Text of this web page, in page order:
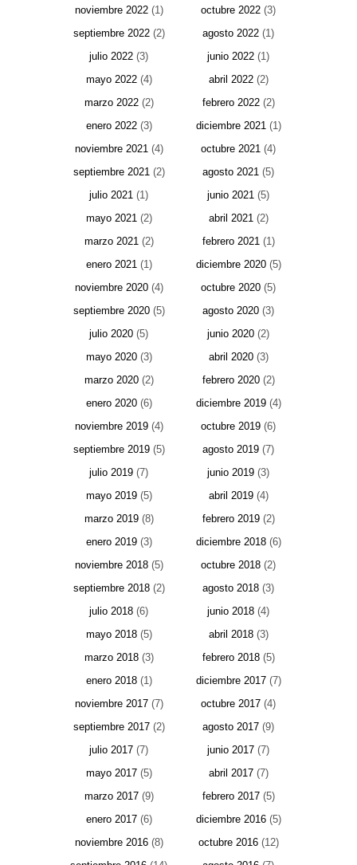
noviembre 2022(1) octubre 2022 (3)
septiembre 2022(2) agosto 2022 (1)
julio 2022 (3) junio 2022 (1)
mayo 2022(4) abril 2022(2)
marzo 2022(2) febrero 2022(2)
enero 2022(3) diciembre 2021(1)
noviembre 2021(4) octubre 2021 (4)
septiembre 2021(2) agosto 2021 (5)
julio 2021 (1) junio 2021 (5)
mayo 2021(2) abril 2021(2)
marzo 2021(2) febrero 2021(1)
enero 2021(1) diciembre 2020(5)
noviembre 2020(4) octubre 2020 (5)
septiembre 2020(5) agosto 2020 (3)
julio 2020 (5) junio 2020 (2)
mayo 2020(3) abril 2020(3)
marzo 2020(2) febrero 2020(2)
enero 2020(6) diciembre 2019(4)
noviembre 2019(4) octubre 2019 (6)
septiembre 2019(5) agosto 2019 (7)
julio 2019 (7) junio 2019 (3)
mayo 2019(5) abril 2019(4)
marzo 2019(8) febrero 2019(2)
enero 2019(3) diciembre 2018(6)
noviembre 2018(5) octubre 2018 (2)
septiembre 2018(2) agosto 2018 (3)
julio 2018 (6) junio 2018 (4)
mayo 2018(5) abril 2018(3)
marzo 2018(3) febrero 2018(5)
enero 2018(1) diciembre 2017(7)
noviembre 2017(7) octubre 2017 (4)
septiembre 2017(2) agosto 2017 (9)
julio 2017 (7) junio 2017 (7)
mayo 2017(5) abril 2017(7)
marzo 2017(9) febrero 2017(5)
enero 2017(6) diciembre 2016(5)
noviembre 2016(8) octubre 2016(12)